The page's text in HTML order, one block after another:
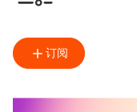
订阅